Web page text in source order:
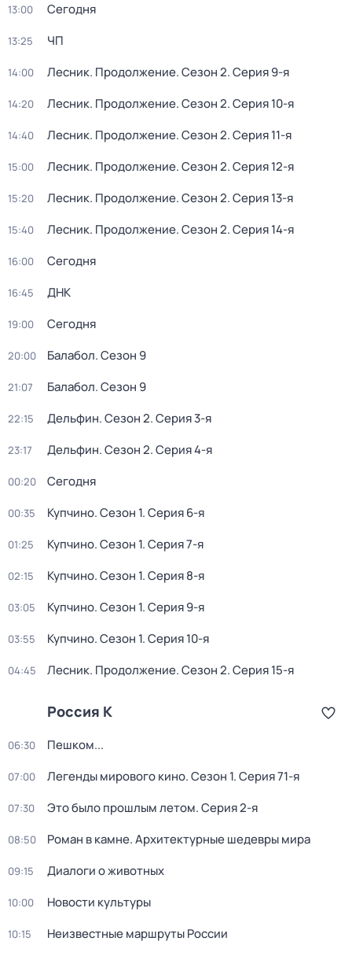
13:00 Сегодня
13:25 ЧП
14:00 Лесник. Продолжение. Сезон 2. Серия 9-я
14:20 Лесник. Продолжение. Сезон 2. Серия 10-я
14:40 Лесник. Продолжение. Сезон 2. Серия 11-я
15:00 Лесник. Продолжение. Сезон 2. Серия 12-я
15:20 Лесник. Продолжение. Сезон 2. Серия 13-я
15:40 Лесник. Продолжение. Сезон 2. Серия 14-я
16:00 Сегодня
16:45 ДНК
19:00 Сегодня
20:00 Балабол. Сезон 9
21:07 Балабол. Сезон 9
22:15 Дельфин. Сезон 2. Серия 3-я
23:17 Дельфин. Сезон 2. Серия 4-я
00:20 Сегодня
00:35 Купчино. Сезон 1. Серия 6-я
01:25 Купчино. Сезон 1. Серия 7-я
02:15 Купчино. Сезон 1. Серия 8-я
03:05 Купчино. Сезон 1. Серия 9-я
03:55 Купчино. Сезон 1. Серия 10-я
04:45 Лесник. Продолжение. Сезон 2. Серия 15-я
Россия К
06:30 Пешком...
07:00 Легенды мирового кино. Сезон 1. Серия 71-я
07:30 Это было прошлым летом. Серия 2-я
08:50 Роман в камне. Архитектурные шедевры мира
09:15 Диалоги о животных
10:00 Новости культуры
10:15 Неизвестные маршруты России